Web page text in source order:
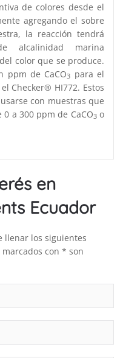
de colores desde el
agregando el sobre
la reacción tendrá
alcalinidad marina
color que se produce.
ppm de CaCO3 para el
Checker® HI772. Estos
con muestras que
a 300 ppm de CaCO3o
en
Ecuador
llenar los siguientes
con * son